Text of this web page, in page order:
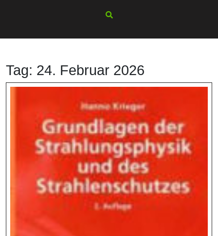
Tag: 24. Februar 2026